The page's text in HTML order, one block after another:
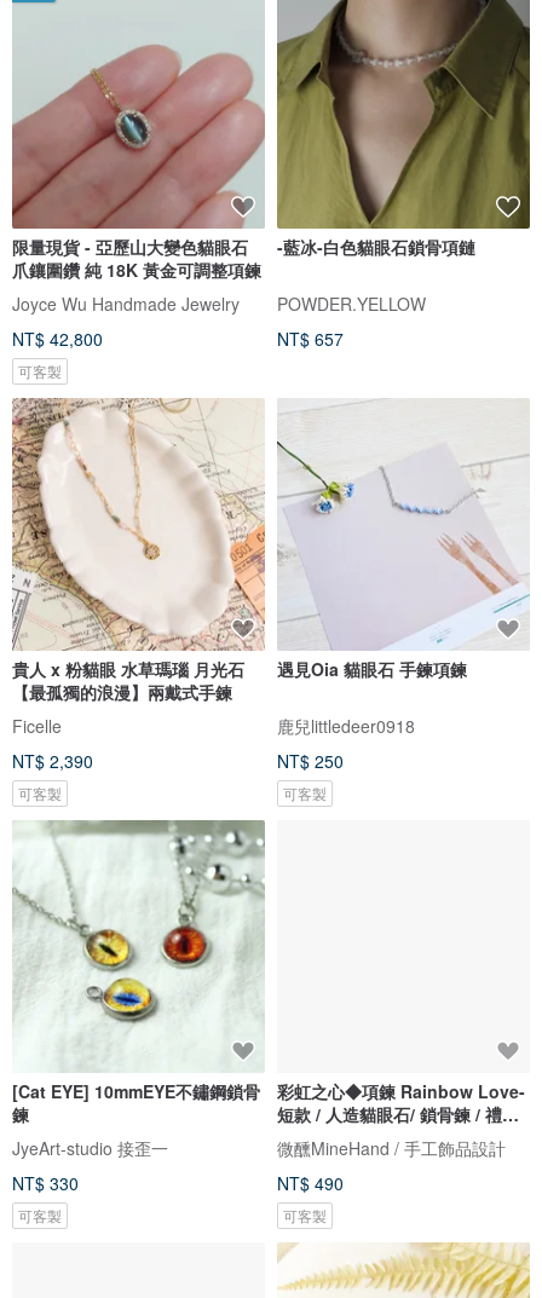
限量現貨 - 亞歷山大變色貓眼石
爪鑲圍鑽 純 18K 黃金可調整項鍊
Joyce Wu Handmade Jewelry
NT$ 42,800
可客製
-藍冰-白色貓眼石鎖骨項鏈
POWDER.YELLOW
NT$ 657
貴人 x 粉貓眼 水草瑪瑙 月光石
【最孤獨的浪漫】兩戴式手鍊
Ficelle
NT$ 2,390
可客製
遇見Oia 貓眼石 手鍊項鍊
鹿兒littledeer0918
NT$ 250
可客製
[Cat EYE] 10mmEYE不鏽鋼鎖骨
鍊
JyeArt-studio 接歪一
NT$ 330
可客製
彩虹之心◆項鍊 Rainbow Love-
短款 / 人造貓眼石/ 鎖骨鍊 / 禮物
客製設計
微醺MineHand / 手工飾品設計
NT$ 490
可客製